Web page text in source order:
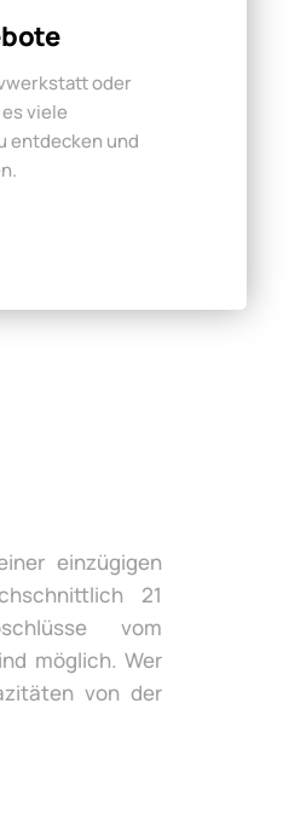
oder
viele
entdecken und
einzügigen
21
vom
möglich. Wer
von der